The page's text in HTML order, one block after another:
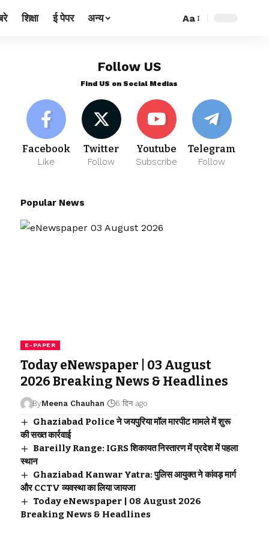
शिक्षा ई पेपर अन्य Aa
Follow US
Find US on Social Medias
Facebook
Like
Twitter
Follow
Youtube
Subscribe
Telegram
Follow
Popular News
E-PAPER
Today eNewspaper | 03 August
2026 Breaking News & Headlines
ByMeena Chauhan 6 दिन ago
Ghaziabad Police ने जयपुरिया मॉल मारपीट मामले में शुरू
की सख्त कार्रवाई
Bareilly Range: IGRS शिकायत निस्तारण में प्रदेश में पहला
स्थान
Ghaziabad Kanwar Yatra: पुलिस आयुक्त ने कांवड़ मार्ग
और CCTV व्यवस्था का लिया जायजा
Today eNewspaper | 08 August 2026
Breaking News & Headlines